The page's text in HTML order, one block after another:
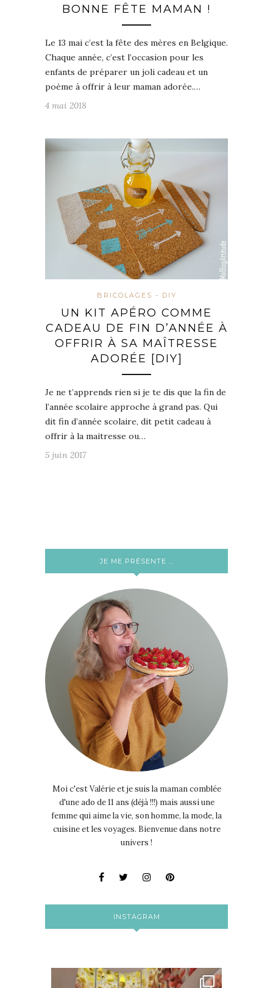
BONNE FÊTE MAMAN !
Le 13 mai c’est la fête des mères en Belgique.
Chaque année, c’est l’occasion pour les
enfants de préparer un joli cadeau et un
poème à offrir à leur maman adorée.…
4 mai 2018
BRICOLAGES - DIY
UN KIT APÉRO COMME
CADEAU DE FIN D’ANNÉE À
OFFRIR À SA MAÎTRESSE
ADORÉE [DIY]
Je ne t’apprends rien si je te dis que la fin de
l’année scolaire approche à grand pas. Qui
dit fin d’année scolaire, dit petit cadeau à
offrir à la maitresse ou…
5 juin 2017
JE ME PRÉSENTE …
Moi c'est Valérie et je suis la maman comblée
d'une ado de 11 ans (déjà !!!) mais aussi une
femme qui aime la vie, son homme, la mode, la
cuisine et les voyages. Bienvenue dans notre
univers !
INSTAGRAM